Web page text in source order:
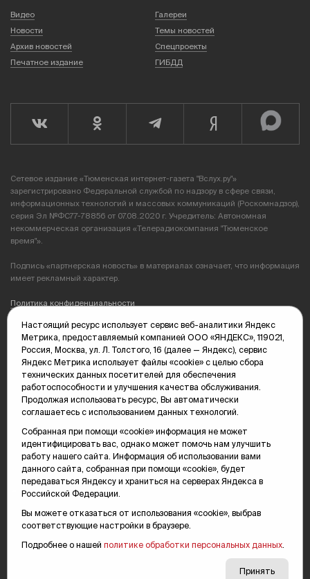
Видео
Галереи
Новости
Темы новостей
Архив новостей
Спецпроекты
Печатное издание
ГИБДД
Сетевое издание «Тюменская интернет-газета "Вслух.ру"»
зарегистрировано Федеральной службой по надзору в сфере связи,
информационных технологий и массовых коммуникаций (Роскомнадзор),
серия Эл №ФС77-78856 от 07.08.2020 г. Учредитель: Автономная
некоммерческая организация «Телерадиокомпания "Тюменское
время"».
Подпись «партнерская новость» в материалах означает, что информация
имеет рекламный характер.
Политика конфиденциальности
Редакция: 625035, Тюмень, пр. Геологоразведчиков, 28А
(3452) 68-89-05
edit@vsluh.ru
Главный редактор: Панкина Т.Ю.
kika@vsluh.ru
По вопросам рекламы:
(3452) 68-89-78
kotovaev@sibinformburo.ru
mim@vsluh.ru
16+
Настоящий ресурс использует сервис веб-аналитики Яндекс
Метрика, предоставляемый компанией ООО «ЯНДЕКС», 119021,
Россия, Москва, ул. Л. Толстого, 16 (далее — Яндекс), сервис
Яндекс Метрика использует файлы «cookie» с целью сбора
технических данных посетителей для обеспечения
работоспособности и улучшения качества обслуживания.
Продолжая использовать ресурс, Вы автоматически
соглашаетесь с использованием данных технологий.
Собранная при помощи «cookie» информация не может
идентифицировать вас, однако может помочь нам улучшить
работу нашего сайта. Информация об использовании вами
данного сайта, собранная при помощи «cookie», будет
передаваться Яндексу и храниться на серверах Яндекса в
Российской Федерации.
Вы можете отказаться от использования «cookie», выбрав
соответствующие настройки в браузере.
Подробнее о нашей политике обработки персональных данных
Принять